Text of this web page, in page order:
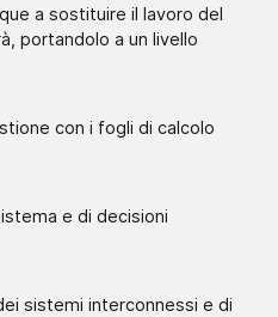
a sostituire il lavoro del
portandolo a un livello
con i fogli di calcolo
e di decisioni
sistemi interconnessi e di